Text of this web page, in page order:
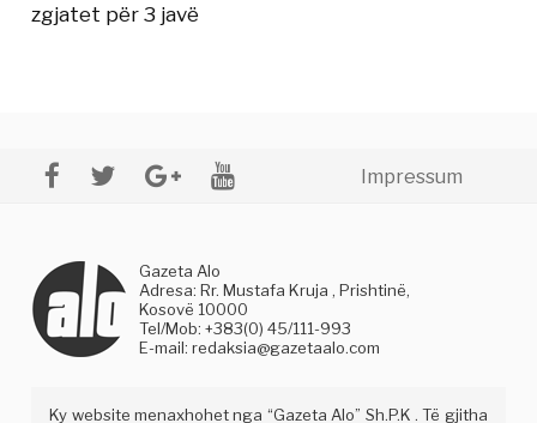
zgjatet për 3 javë
Impressum
Gazeta Alo
Adresa: Rr. Mustafa Kruja , Prishtinë,
Kosovë 10000
Tel/Mob: +383(0) 45/111-993
E-mail:redaksia@gazetaalo.com
Ky website menaxhohet nga “Gazeta Alo” Sh.P.K . Të gjitha